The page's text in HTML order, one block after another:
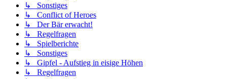
↳ Sonstiges
↳ Conflict of Heroes
↳ Der Bär erwacht!
↳ Regelfragen
↳ Spielberichte
↳ Sonstiges
↳ Gipfel - Aufstieg in eisige Höhen
↳ Regelfragen